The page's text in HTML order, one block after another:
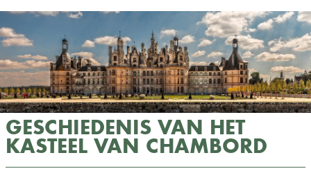
GESCHIEDENIS VAN HET
KASTEEL VAN CHAMBORD